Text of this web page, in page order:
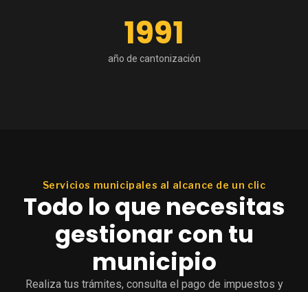
1991
año de cantonización
Servicios municipales al alcance de un clic
Todo lo que necesitas
gestionar con tu
municipio
Realiza tus trámites, consulta el pago de impuestos y